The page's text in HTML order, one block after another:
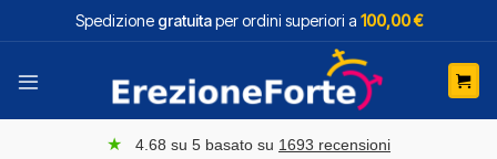
Spedizione gratuitaper ordini superiori a 100,00 €
★ 4.68 su 5 basato su 1693 recensioni